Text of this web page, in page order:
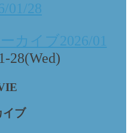
01/28
カイブ2026/01
28(Wed)
イブ